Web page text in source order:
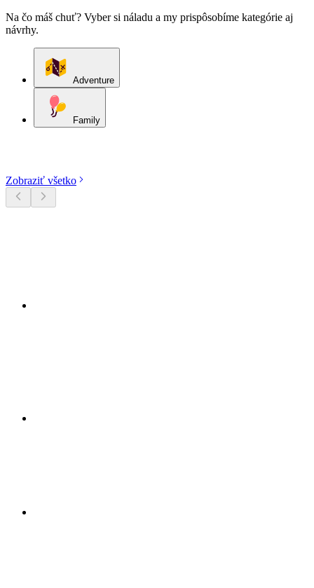
Na čo máš chuť? Vyber si náladu a my prispôsobíme kategórie aj
návrhy.
Adventure
Family
Zobraziť všetko